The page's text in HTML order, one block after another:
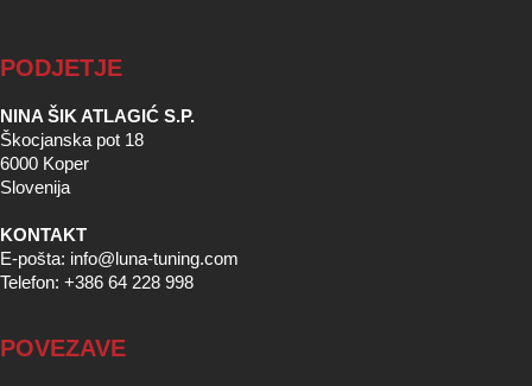
PODJETJE
NINA ŠIK ATLAGIĆ S.P.
Škocjanska pot 18
6000 Koper
Slovenija
KONTAKT
E-pošta: info@luna-tuning.com
Telefon: +386 64 228 998
POVEZAVE